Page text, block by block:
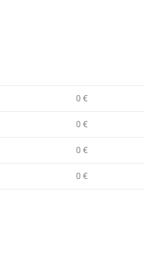
0 €
0 €
0 €
0 €